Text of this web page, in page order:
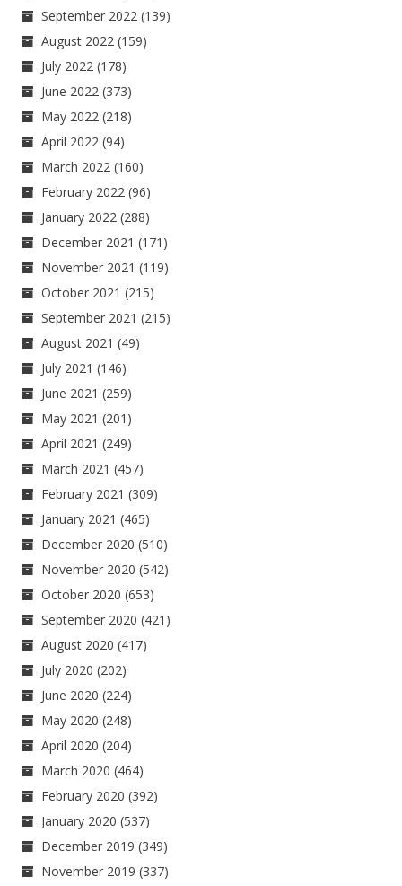
September 2022 (139)
August 2022 (159)
July 2022 (178)
June 2022 (373)
May 2022 (218)
April 2022 (94)
March 2022 (160)
February 2022 (96)
January 2022 (288)
December 2021 (171)
November 2021 (119)
October 2021 (215)
September 2021 (215)
August 2021 (49)
July 2021 (146)
June 2021 (259)
May 2021 (201)
April 2021 (249)
March 2021 (457)
February 2021 (309)
January 2021 (465)
December 2020 (510)
November 2020 (542)
October 2020 (653)
September 2020 (421)
August 2020 (417)
July 2020 (202)
June 2020 (224)
May 2020 (248)
April 2020 (204)
March 2020 (464)
February 2020 (392)
January 2020 (537)
December 2019 (349)
November 2019 (337)